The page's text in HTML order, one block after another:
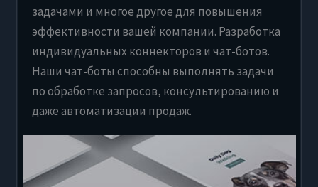
задачами и многое другое для повышения
эффективности вашей компании. Разработка
индивидуальных коннекторов и чат-ботов.
Наши чат-боты способны выполнять задачи
по обработке запросов, консультированию и
даже автоматизации продаж.